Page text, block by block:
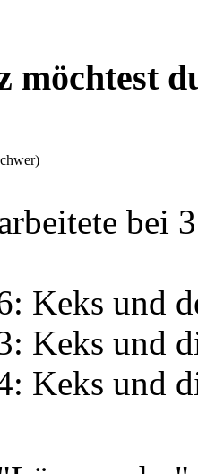
möchtest
bei
Keks und
Keks und
Keks und